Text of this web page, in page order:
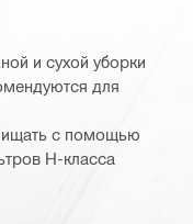
и сухой уборки
для
с помощью
H-класса